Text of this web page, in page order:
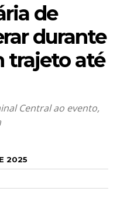
de
durante
trajeto até
Central ao evento,
2025